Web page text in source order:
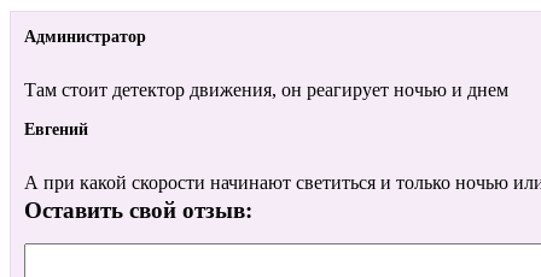
Администратор
Там стоит детектор движения, он реагирует ночью и днем
Евгений
А при какой скорости начинают светиться и только ночью
Оставить свой отзыв: